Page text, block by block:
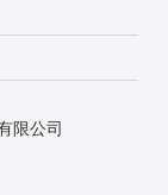
限公司